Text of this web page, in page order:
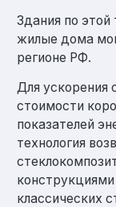
Здания по этой
жилые дома
регионе РФ.
Для ускорения
стоимости
показателей
технология
классических